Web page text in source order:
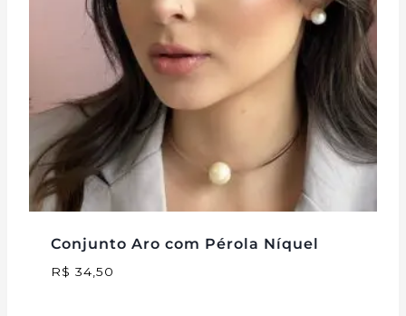
Conjunto Aro com Pérola Níquel
R$ 34,50